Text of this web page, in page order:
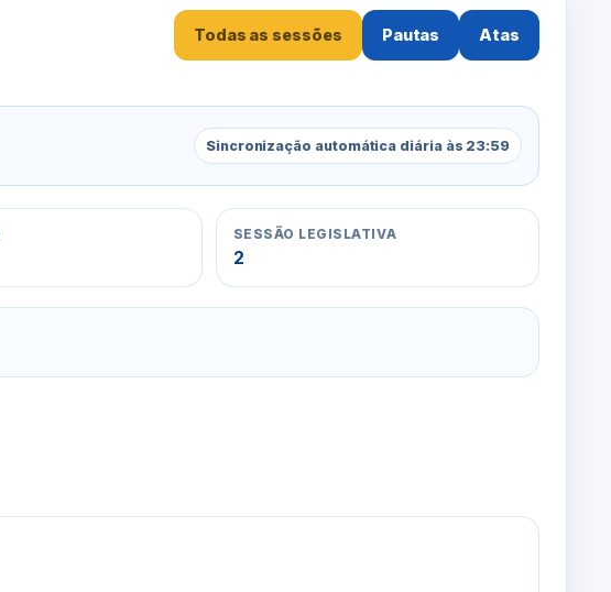
Todas as sessões Pautas Atas
Sincronização automática diária às 23:59
SESSÃO LEGISLATIVA
2